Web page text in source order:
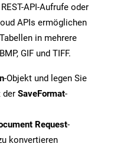
API-Aufrufe oder
APIs ermöglichen
in mehrere
GIF und TIFF.
-Objekt und legen Sie
der SaveFormat-
Request-
konvertieren